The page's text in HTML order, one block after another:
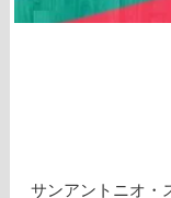
サンアントニオ・